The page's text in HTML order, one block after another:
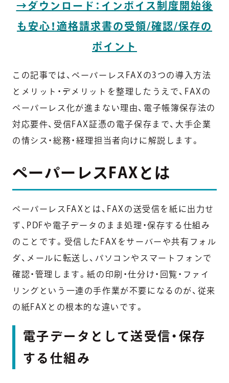
→ダウンロード：インボイス制度開始後
も安心！適格請求書の受領/確認/保存の
ポイント
この記事では、ペーパーレスFAXの3つの導入方法
とメリット・デメリットを整理したうえで、FAXの
ペーパーレス化が進まない理由、電子帳簿保存法の
対応要件、受信FAX証憑の電子保存まで、大手企業
の情シス・総務・経理担当者向けに解説します。
ペーパーレスFAXとは
ペーパーレスFAXとは、FAXの送受信を紙に出力せ
ず、PDFや電子データのまま処理・保存する仕組み
のことです。受信したFAXをサーバーや共有フォル
ダ、メールに転送し、パソコンやスマートフォンで
確認・管理します。紙の印刷・仕分け・回覧・ファイ
リングという一連の手作業が不要になるのが、従来
の紙FAXとの根本的な違いです。
電子データとして送受信・保存
する仕組み